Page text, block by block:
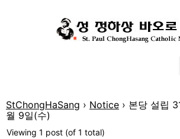
StChongHaSang › Notice › 본당 설립
월 9일(수)
Viewing 1 post (of 1 total)